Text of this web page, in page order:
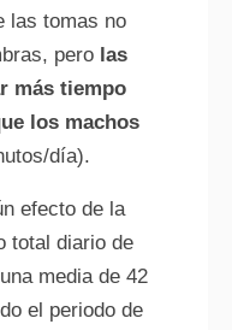
las tomas no
pero las
más tiempo
los machos
día).
efecto de la
total diario de
media de 42
el periodo de